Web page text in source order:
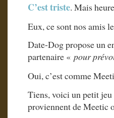
C’est triste. Mais
Eux, ce sont nos amis
Date-Dog propose un
partenaire « pour
Oui, c’est comme
Tiens, voici un petit
proviennent de Meetic